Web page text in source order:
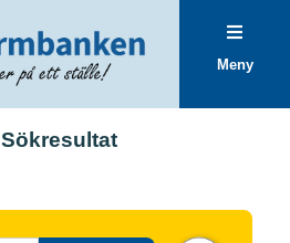
Meny
Sökresultat